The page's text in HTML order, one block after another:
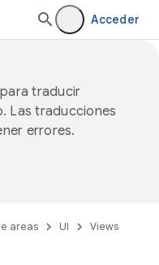
Acceder
traducir
Las traducciones
errores.
areas UI
Views